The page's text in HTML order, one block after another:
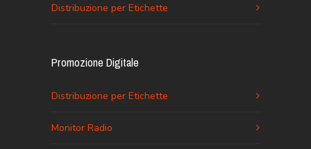
Distribuzione per Etichette
Promozione Digitale
Distribuzione per Etichette
Monitor Radio